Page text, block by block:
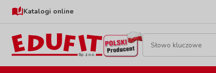
Katalogi online